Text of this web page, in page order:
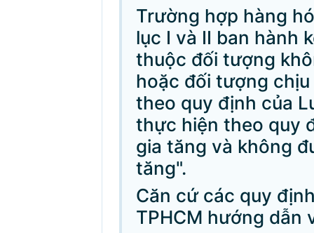
Trường hợp hàng
lục I và II ban hành
thuộc đối tượng
hoặc đối tượng
theo quy định của
thực hiện theo quy
gia tăng và không
tăng".
Căn cứ các quy
TPHCM hướng dẫn